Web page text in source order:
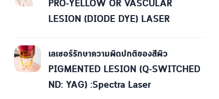
PRO-YELLOW OR VASCULAR
LESION (DIODE DYE) LASER
เลเซอร์รักษาความผิดปกติของสีผิว
PIGMENTED LESION (Q-SWITCHED
ND: YAG) :Spectra Laser